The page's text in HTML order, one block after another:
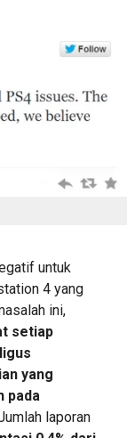
untuk
4 yang
ini,
setiap
yang
pada
laporan